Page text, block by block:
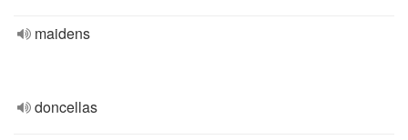
maidens
doncellas